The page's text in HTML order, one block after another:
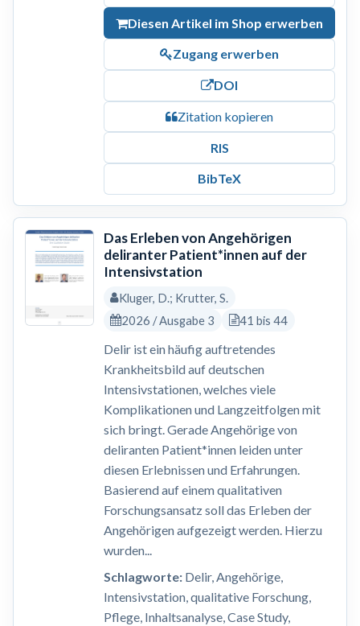
Diesen Artikel im Shop erwerben
Zugang erwerben
DOI
Zitation kopieren
RIS
BibTeX
Das Erleben von Angehörigen
deliranter Patient*innen auf der
Intensivstation
Kluger, D.; Krutter, S.
2026 / Ausgabe 3
41 bis 44
Delir ist ein häufig auftretendes
Krankheitsbild auf deutschen
Intensivstationen, welches viele
Komplikationen und Langzeitfolgen mit
sich bringt. Gerade Angehörige von
deliranten Patient*innen leiden unter
diesen Erlebnissen und Erfahrungen.
Basierend auf einem qualitativen
Forschungsansatz soll das Erleben der
Angehörigen aufgezeigt werden. Hierzu
wurden...
Schlagworte:Delir, Angehörige,
Intensivstation, qualitative Forschung,
Pflege, Inhaltsanalyse, Case Study,